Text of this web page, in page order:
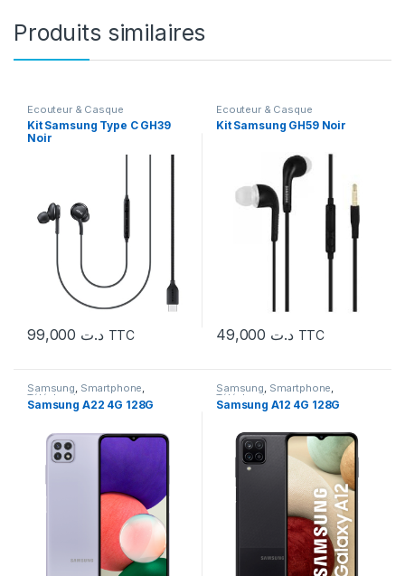
Produits similaires
Ecouteur & Casque
Kit Samsung Type C GH39
Noir
د.ت TTC
Ecouteur & Casque
Kit Samsung GH59 Noir
د.ت TTC
Samsung, Smartphone,
Téléphonie
Samsung A22 4G 128G
Samsung, Smartphone,
Téléphonie
Samsung A12 4G 128G